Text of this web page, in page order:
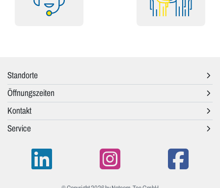
Standorte
Öffnungszeiten
Kontakt
Service